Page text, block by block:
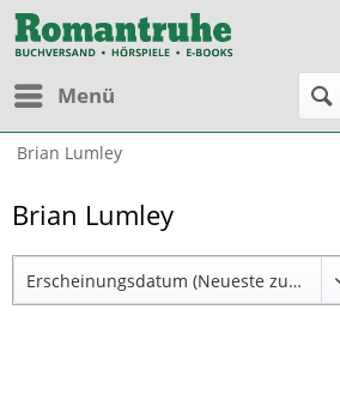
Menü
Brian Lumley
Brian Lumley